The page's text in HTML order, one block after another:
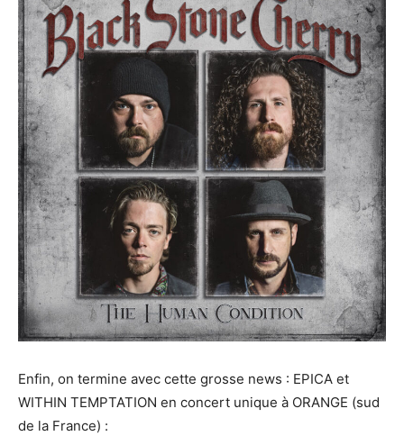
Enfin, on termine avec cette grosse news : EPICA et
WITHIN TEMPTATION en concert unique à ORANGE (sud
de la France) :